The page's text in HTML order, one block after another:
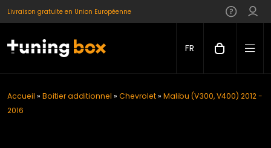
Livraison gratuite en Union Européenne
FR
Accueil » Boitier additionnel » Chevrolet» Malibu (V300, V400) 2012 -
2016